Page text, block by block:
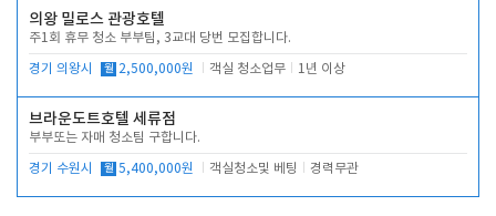
의왕 밀로스 관광호텔
주1회 휴무 청소 부부팀, 3교대 당번 모집합니다.
경기 의왕시 월 2,500,000원 객실 청소업무 1년 이상
브라운도트호텔 세류점
부부또는 자매 청소팀 구합니다.
경기 수원시 월 5,400,000원 객실청소및 베팅 경력무관